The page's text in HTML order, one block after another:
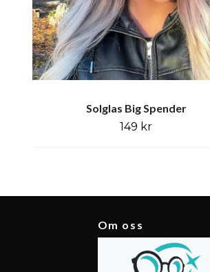
Solglas Big Spender
149 kr
Om oss